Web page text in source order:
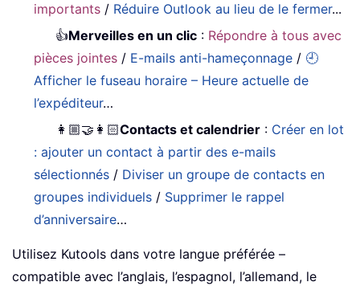
importants / Réduire Outlook au lieu de le fermer...
👍Merveilles en un clic : Répondre à tous avec
pièces jointes / E-mails anti-hameçonnage / 🕘
Afficher le fuseau horaire – Heure actuelle de
l’expéditeur…
👩🏼‍🤝‍👩🏻Contacts et calendrier : Créer en lot
: ajouter un contact à partir des e-mails
sélectionnés / Diviser un groupe de contacts en
groupes individuels / Supprimer le rappel
d’anniversaire…
Utilisez Kutools dans votre langue préférée –
compatible avec l’anglais, l’espagnol, l’allemand, le